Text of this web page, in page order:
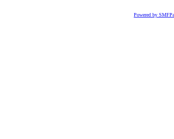
Powered by